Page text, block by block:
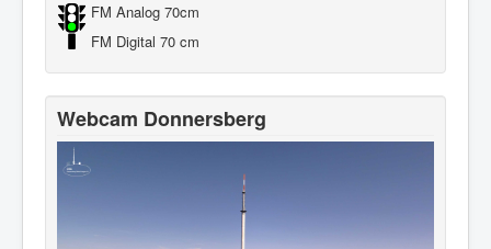
FM Analog 70cm
FM Digital 70 cm
Webcam Donnersberg